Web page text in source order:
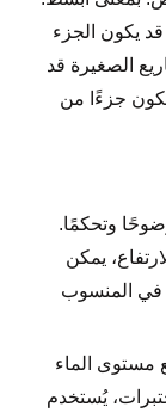
قد يكون الجزء
الصغيرة قد
جزءًا من
وتحكمًا.
يمكن
في المنسوب
مستوى الماء
يُستخدم